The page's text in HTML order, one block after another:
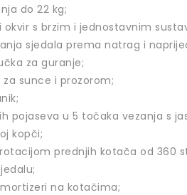
do 22 kg;
okvir s brzim i jednostavnim
sjedala prema natrag i
za guranje;
za sunce i prozorom;
pojaseva u 5 točaka vezanja s
kopči;
prednjih kotača od 360
na kotačima;